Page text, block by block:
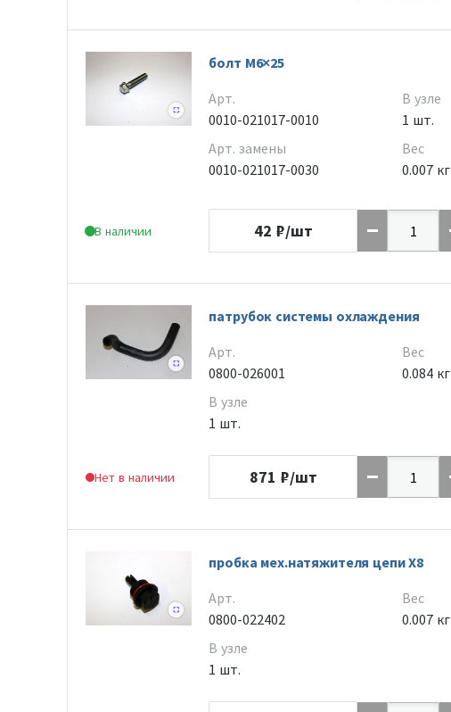
В наличии
болт M6×25
Арт.
0010-021017-0010
Арт. замены
0010-021017-0030
В узле
1 шт.
Вес
0.007 кг
42 ₽/шт
Нет в наличии
патрубок системы охлаждения
Арт.
0800-026001
В узле
1 шт.
Вес
0.084 кг
871 ₽/шт
пробка мех.натяжителя цепи Х8
Арт.
0800-022402
В узле
1 шт.
Вес
0.007 кг